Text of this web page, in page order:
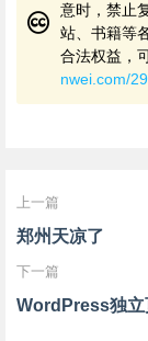
意时，禁止
站、书籍等
合法权益，
nwei.com/
上一篇
郑州天凉了
下一篇
WordPress独立